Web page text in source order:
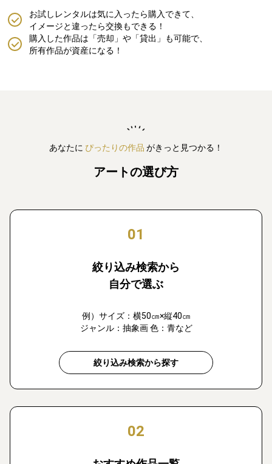
購入した作品は「売却」や「貸出」も可能で、
所有作品が資産になる！
お試しレンタルは気に入ったら購入できて、
イメージと違ったら交換もできる！
あなたに ぴったりの作品 がきっと見つかる！
アートの選び方
01
絞り込み検索から
自分で選ぶ
例）サイズ：横50㎝×縦40㎝
ジャンル：抽象画 色：青など
絞り込み検索から探す
02